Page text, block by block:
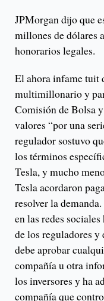
JPMorgan dijo que
millones de dólares
honorarios legales.
El ahora infame tuit
multimillonario y
Comisión de Bolsa
valores “por una
regulador sostuvo
los términos
Tesla, y mucho
Tesla acordaron
resolver la
en las redes
de los reguladores y
debe aprobar
compañía u otra
los inversores y ha
compañía que